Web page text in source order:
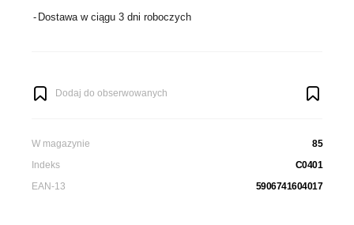
Dostawa w ciągu 3 dni roboczych
Dodaj do obserwowanych
W magazynie
85
Indeks
C0401
EAN-13
5906741604017